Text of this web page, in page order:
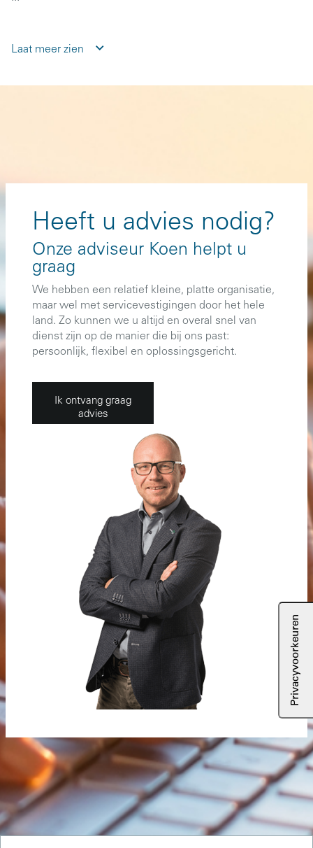
Laat meer zien
Heeft u advies nodig?
Onze adviseur Koen helpt u
graag
We hebben een relatief kleine, platte organisatie,
maar wel met servicevestigingen door het hele
land. Zo kunnen we u altijd en overal snel van
dienst zijn op de manier die bij ons past:
persoonlijk, flexibel en oplossingsgericht.
Ik ontvang graag
advies